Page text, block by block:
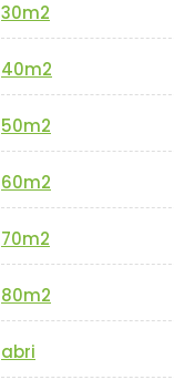
30m2
40m2
50m2
60m2
70m2
80m2
abri